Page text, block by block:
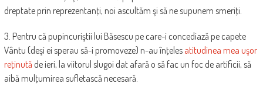
dreptate prin reprezentanţi, noi ascultăm şi să ne supunem smeriţi.
3. Pentru că pupincuriştii lui Băsescu pe care-i concediază pe capete
Vântu (deşi ei sperau să-i promoveze) n-au înţeles atitudinea mea uşor
reţinută de ieri, la viitorul slugoi dat afară o să fac un foc de artificii, să
aibă mulţumirea sufletască necesară.